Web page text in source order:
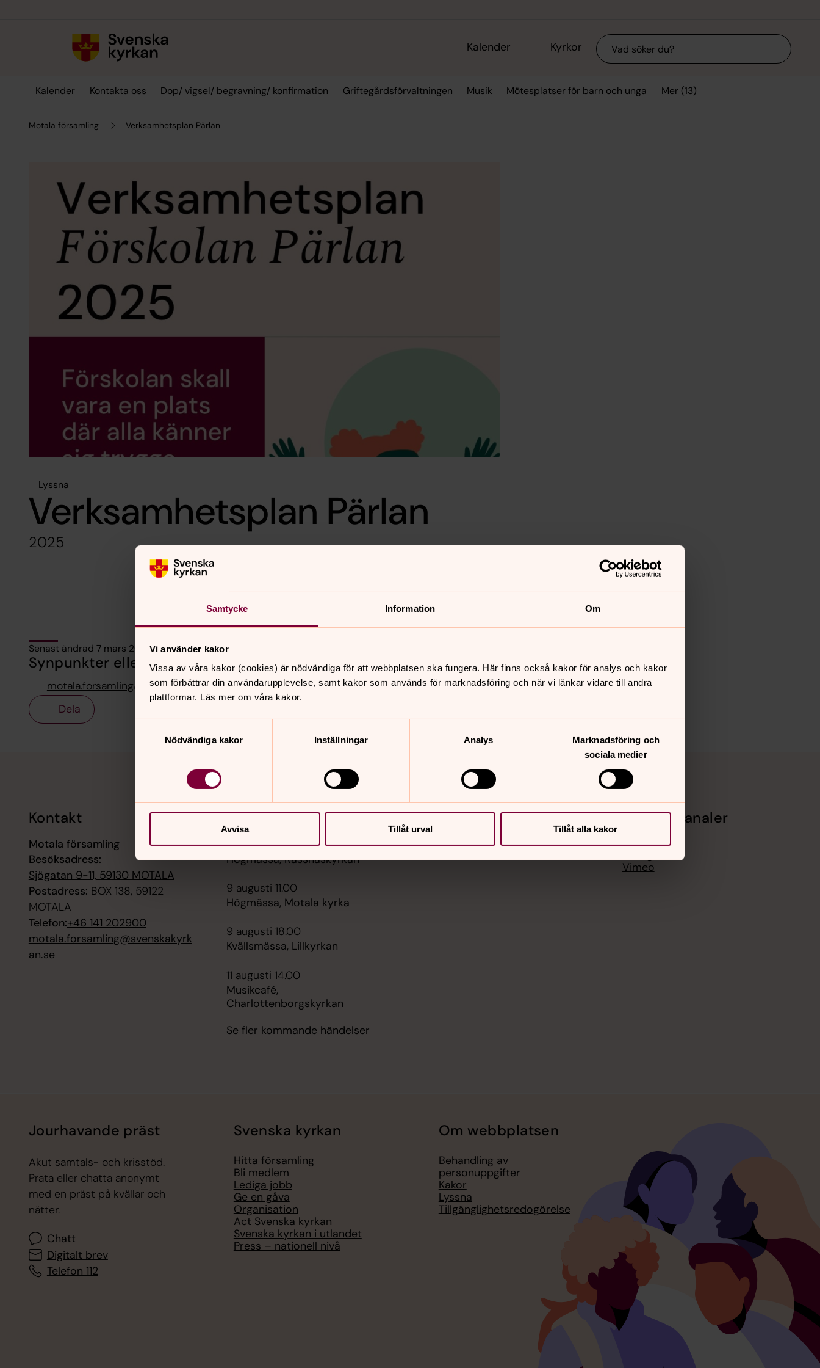
Samtycke Information Om
Vi använder kakor
Vissa av våra kakor (cookies) är nödvändiga för att webbplatsen ska fungera. Här finns också kakor för analys och kakor
som förbättrar din användarupplevelse, samt kakor som används för marknadsföring och när vi länkar vidare till andra
plattformar. Läs mer om våra kakor.
Nödvändiga kakor
Inställningar Analys
Marknadsföring och
sociala medier
Avvisa Tillåt urval Tillåt alla kakor
Kalender Kyrkor Sök
Kalender Kontakta oss Dop/ vigsel/ begravning/ konfirmation Griftegårdsförvaltningen Musik Mötesplatser för barn och unga Mer (13)
Motala församling Verksamhetsplan Pärlan
Lyssna
Verksamhetsplan Pärlan
2025
Senast ändrad 7 mars 2025
Synpunkter eller frågor på sidans innehåll?
motala.forsamling@svenskakyrkan.se
Dela
Kontakt
Motala församling
Besöksadress:
Sjögatan 9-11, 59130 MOTALA
Postadress: BOX 138, 59122
MOTALA
Telefon:+46 141 202900
motala.forsamling@svenskakyrk
an.se
Kalender
9 augusti 09.30
Högmässa, Råssnäskyrkan
9 augusti 11.00
Högmässa, Motala kyrka
9 augusti 18.00
Kvällsmässa, Lillkyrkan
11 augusti 14.00
Musikcafé,
Charlottenborgskyrkan
Se fler kommande händelser
Hitta snabbt
Diakoni – kyrkans omsorg
Sociala kanaler
Facebook
Vimeo
Jourhavande präst
Akut samtals- och krisstöd.
Prata eller chatta anonymt
med en präst på kvällar och
nätter.
Chatt
Digitalt brev
Telefon 112
Svenska kyrkan
Hitta församling
Bli medlem
Lediga jobb
Ge en gåva
Organisation
Act Svenska kyrkan
Svenska kyrkan i utlandet
Press – nationell nivå
Om webbplatsen
Behandling av
personuppgifter
Kakor
Lyssna
Tillgänglighetsredogörelse